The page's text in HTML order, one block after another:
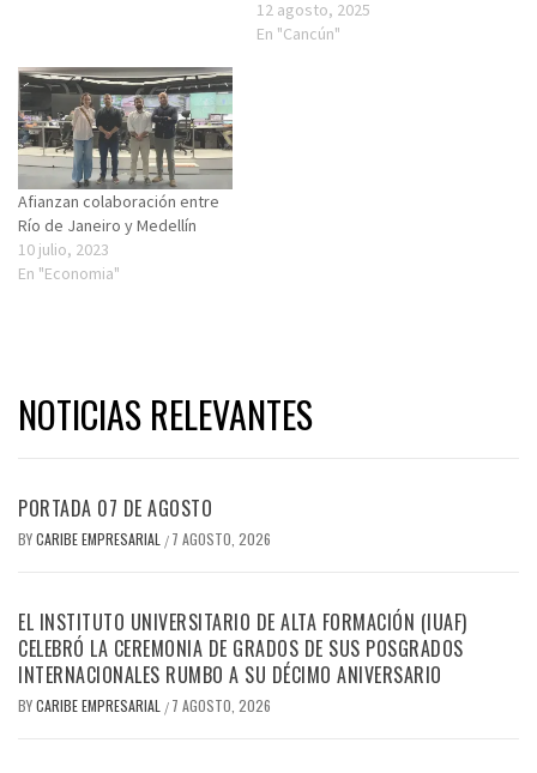
12 agosto, 2025
En "Cancún"
Afianzan colaboración entre
Río de Janeiro y Medellín
10 julio, 2023
En "Economia"
NOTICIAS RELEVANTES
PORTADA 07 DE AGOSTO
BYCARIBE EMPRESARIAL / 7 AGOSTO, 2026
EL INSTITUTO UNIVERSITARIO DE ALTA FORMACIÓN (IUAF)
CELEBRÓ LA CEREMONIA DE GRADOS DE SUS POSGRADOS
INTERNACIONALES RUMBO A SU DÉCIMO ANIVERSARIO
BYCARIBE EMPRESARIAL / 7 AGOSTO, 2026